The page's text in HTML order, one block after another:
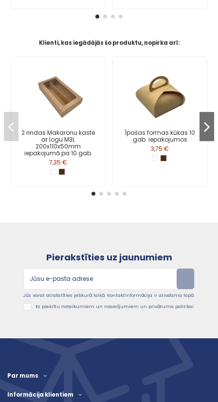
Klienti, kas iegādājās šo produktu, nopirka arī:
2 rindas Makaronu kaste
ar logu M3L
200x110x50mm
iepakojumā pa 10 gab.
7,35 €
Īpašas formas kūkas 10
gab. iepakojumos
3,75 €
Pierakstīties uz jaunumiem
Jūs varat atrakstīties jebkurā laikā. Kontaktinformācija ir atrodama lapā.
Es piekrītu noteikumiem un nosacījumiem un privātuma politikai
Par mums
Informācija klientiem